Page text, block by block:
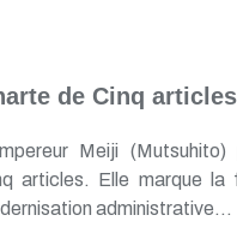
de Cinq
Meiji (Mutsuhito)
articles. Elle marque la
administrative...